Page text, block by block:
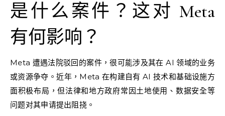
是什么案件？这对 Meta
有何影响？
Meta 遭遇法院驳回的案件，很可能涉及其在 AI 领域的业务
或资源争夺。近年，Meta 在构建自有 AI 技术和基础设施方
面积极布局，但法律和地方政府常因土地使用、数据安全等
问题对其申请提出阻挠。